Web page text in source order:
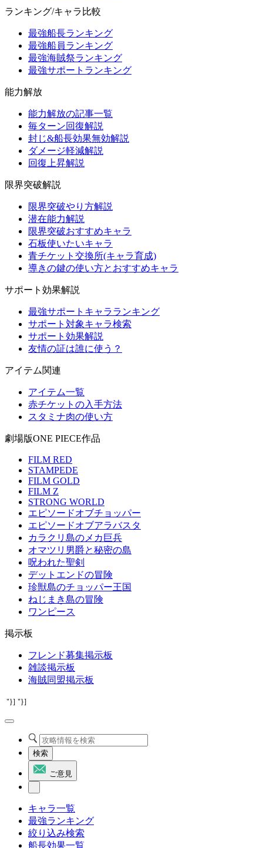
ランキング/キャラ比較
最強船長ランキング
最強船員ランキング
最強海賊祭ランキング
最強サポートランキング
能力解放
能力解放の記事一覧
毎ターン回復解説
封じ&船長効果無効解説
ダメージ軽減解説
回復上昇解説
限界突破解説
限界突破やり方解説
潜在能力解説
限界突破おすすめキャラ
石板使いたいキャラ
青チケット交換所(キャラ育成)
導きの鍵の使い方とおすすめキャラ
サポート効果解説
最強サポートキャラランキング
サポート対象キャラ検索
サポート効果解説
友情の証は誰に使う？
アイテム関連
アイテム一覧
赤チケットの入手方法
スタミナ肉の使い方
劇場版ONE PIECE作品
FILM RED
STAMPEDE
FILM GOLD
FILM Z
STRONG WORLD
エピソードオブチョッパー
エピソードオブアラバスタ
カラクリ島のメカ巨兵
オマツリ男爵と秘密の島
呪われた聖剣
デットエンドの冒険
珍獣島のチョッパー王国
ねじまき島の冒険
ワンピース
掲示板
フレンド募集掲示板
雑談掲示板
海賊同盟掲示板
"}] "}]
検索
ご意見
キャラ一覧
最強ランキング
絞り込み検索
船長効果一覧